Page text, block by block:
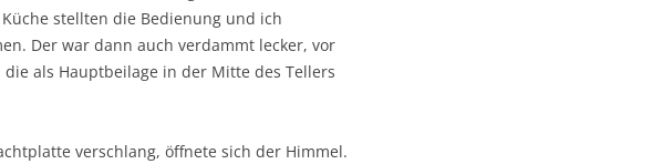
stellten die Bedienung und ich
Der war dann auch verdammt lecker, vor
als Hauptbeilage in der Mitte des Tellers
verschlang, öffnete sich der Himmel.